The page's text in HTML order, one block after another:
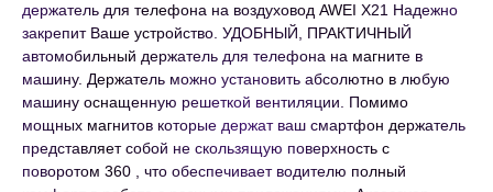
держатель для телефона на воздуховод AWEI X21 Надежно
закрепит Ваше устройство. УДОБНЫЙ, ПРАКТИЧНЫЙ
автомобильный держатель для телефона на магните в
машину. Держатель можно установить абсолютно в любую
машину оснащенную решеткой вентиляции. Помимо
мощных магнитов которые держат ваш смартфон держатель
представляет собой не скользящую поверхность с
поворотом 360 , что обеспечивает водителю полный